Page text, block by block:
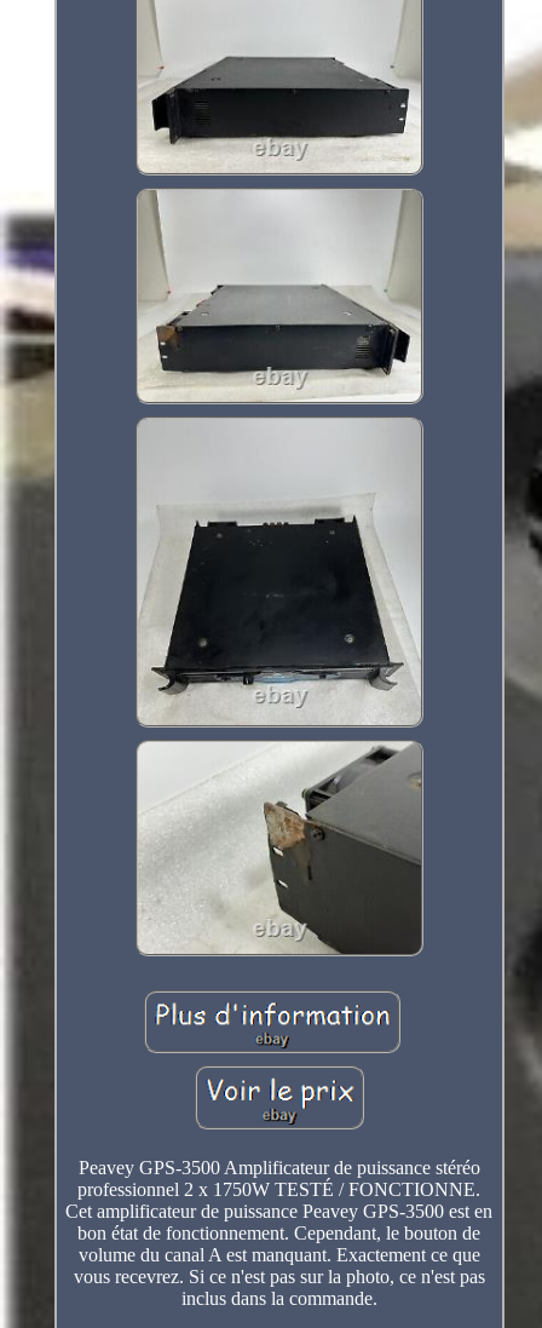
Peavey GPS-3500 Amplificateur de puissance stéréo
professionnel 2 x 1750W TESTÉ / FONCTIONNE.
Cet amplificateur de puissance Peavey GPS-3500 est en
bon état de fonctionnement. Cependant, le bouton de
volume du canal A est manquant. Exactement ce que
vous recevrez. Si ce n'est pas sur la photo, ce n'est pas
inclus dans la commande.